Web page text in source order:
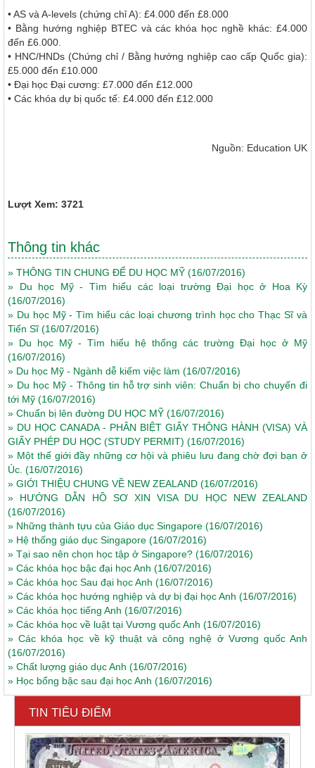
• AS và A-levels (chứng chỉ A): £4.000 đến £8.000
• Bằng hướng nghiệp BTEC và các khóa học nghề khác: £4.000
đến £6.000.
• HNC/HNDs (Chứng chỉ / Bằng hướng nghiệp cao cấp Quốc gia):
£5.000 đến £10.000
• Đại học Đại cương: £7.000 đến £12.000
• Các khóa dự bị quốc tế: £4.000 đến £12.000
Nguồn: Education UK
Lượt Xem: 3721
Thông tin khác
» THÔNG TIN CHUNG ĐỂ DU HỌC MỸ (16/07/2016)
» Du học Mỹ - Tìm hiểu các loại trường Đại học ở Hoa Kỳ
(16/07/2016)
» Du học Mỹ - Tìm hiểu các loại chương trình học cho Thạc Sĩ và
Tiến Sĩ (16/07/2016)
» Du học Mỹ - Tìm hiểu hệ thống các trường Đại học ở Mỹ
(16/07/2016)
» Du học Mỹ - Ngành dễ kiếm việc làm (16/07/2016)
» Du học Mỹ - Thông tin hỗ trợ sinh viên: Chuẩn bị cho chuyến đi
tới Mỹ (16/07/2016)
» Chuẩn bị lên đường DU HỌC MỸ (16/07/2016)
» DU HỌC CANADA - PHÂN BIỆT GIẤY THÔNG HÀNH (VISA) VÀ
GIẤY PHÉP DU HỌC (STUDY PERMIT) (16/07/2016)
» Một thế giới đầy những cơ hội và phiêu lưu đang chờ đợi bạn ở
Úc. (16/07/2016)
» GIỚI THIỆU CHUNG VỀ NEW ZEALAND (16/07/2016)
» HƯỚNG DẪN HỒ SƠ XIN VISA DU HỌC NEW ZEALAND
(16/07/2016)
» Những thành tựu của Giáo dục Singapore (16/07/2016)
» Hệ thống giáo dục Singapore (16/07/2016)
» Tại sao nên chọn học tập ở Singapore? (16/07/2016)
» Các khóa học bậc đại học Anh (16/07/2016)
» Các khóa học Sau đại học Anh (16/07/2016)
» Các khóa học hướng nghiệp và dự bị đại học Anh (16/07/2016)
» Các khóa học tiếng Anh (16/07/2016)
» Các khóa học về luật tại Vương quốc Anh (16/07/2016)
»Các khóa học về kỹ thuật và công nghệ ở Vương quốc Anh
(16/07/2016)
» Chất lượng giáo dục Anh (16/07/2016)
» Học bổng bậc sau đại học Anh (16/07/2016)
TIN TIÊU ĐIỂM